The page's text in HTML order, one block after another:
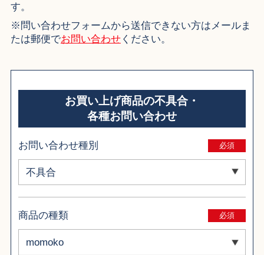
す。
※問い合わせフォームから送信できない方はメールま
たは郵便でお問い合わせください。
お買い上げ商品の不具合・
各種お問い合わせ
お問い合わせ種別 必須
商品の種類 必須